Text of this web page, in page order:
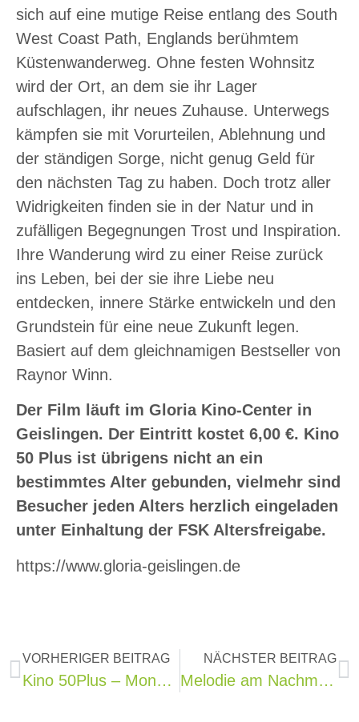
sich auf eine mutige Reise entlang des South
West Coast Path, Englands berühmtem
Küstenwanderweg. Ohne festen Wohnsitz
wird der Ort, an dem sie ihr Lager
aufschlagen, ihr neues Zuhause. Unterwegs
kämpfen sie mit Vorurteilen, Ablehnung und
der ständigen Sorge, nicht genug Geld für
den nächsten Tag zu haben. Doch trotz aller
Widrigkeiten finden sie in der Natur und in
zufälligen Begegnungen Trost und Inspiration.
Ihre Wanderung wird zu einer Reise zurück
ins Leben, bei der sie ihre Liebe neu
entdecken, innere Stärke entwickeln und den
Grundstein für eine neue Zukunft legen.
Basiert auf dem gleichnamigen Bestseller von
Raynor Winn.
Der Film läuft im Gloria Kino-Center in
Geislingen. Der Eintritt kostet 6,00 €. Kino
50 Plus ist übrigens nicht an ein
bestimmtes Alter gebunden, vielmehr sind
Besucher jeden Alters herzlich eingeladen
unter Einhaltung der FSK Altersfreigabe.
https://www.gloria-geislingen.de
VORHERIGER BEITRAG
Kino 50Plus – Monsieur Aznavour
NÄCHSTER BEITRAG
Melodie am Nachmittag am 18.10.2025 „Unvergessene Melodien und Evergreens“